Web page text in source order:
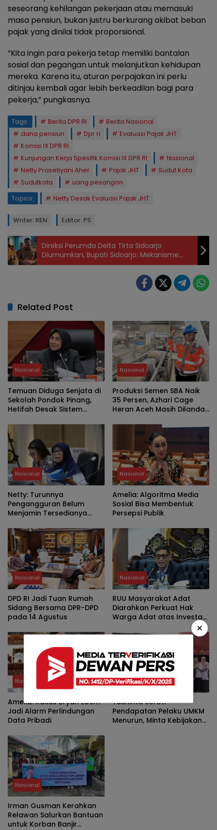
seseorang kehilangan pekerjaan atau memasuki
masa pensiun, bukan justru berkurang akibat beban
pajak yang dinilai tidak proporsional.
“Kita ingin para pekerja tetap memiliki bantalan
sosial dan pegangan untuk melanjutkan kehidupan
mereka. Karena itu, aturan perpajakan ini perlu
ditinjau kembali agar lebih berkeadilan bagi para
pekerja,” pungkasnya.
Tags: Berita DPR RI
Berita Nasional
dana pensiun
Dpr ri
Evaluasi Pajak JHT
Komisi IX DPR RI
Kunjungan Kerja Spesifik Komisi IX DPR RI
Nasional
Netty Prasetiyani Aher
Pajak JHT
Sudut Kota
Sudutkota
uang pesangon
Topics:
Netty Desak Evaluasi Pajak JHT
Writer: REN Editor: PS
Direksi Perumda Delta Tirta Sidoarjo
Diumumkan, Bupati Sidoarjo: Mekanisme
Pemilihan Obyektif
Related Post
Nasional
Temuan Diduga Senjata di
Sekolah Pondok Pinang,
Hetifah Desak Sistem
Nasional
Produksi Semen SBA Naik
35 Persen, Azhari Cage
Heran Aceh Masih Dilanda
Nasional
Netty: Turunnya
Pengangguran Belum
Menjamin Tersedianya
Nasional
Amelia: Algoritma Media
Sosial Bisa Membentuk
Persepsi Publik
Nasional
DPD RI Jadi Tuan Rumah
Sidang Bersama DPR-DPD
pada 14 Agustus
Nasional
RUU Masyarakat Adat
Diarahkan Perkuat Hak
Warga Adat atas Investasi
Nasional
Amelia: Kasus Bryan Ebem
Jadi Alarm Perlindungan
Data Pribadi
Nasional
Yashinta Soroti
Pendapatan Pelaku UMKM
Menurun, Minta Kebijakan
Nasional
Irman Gusman Kerahkan
Relawan Salurkan Bantuan
untuk Korban Banjir
×